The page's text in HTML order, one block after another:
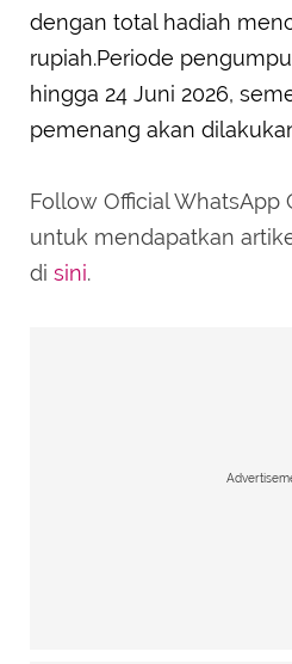
dengan total hadiah
rupiah.Periode
hingga 24 Juni 2026,
pemenang akan
Follow Official WhatsApp
untuk mendapatkan
di sini.